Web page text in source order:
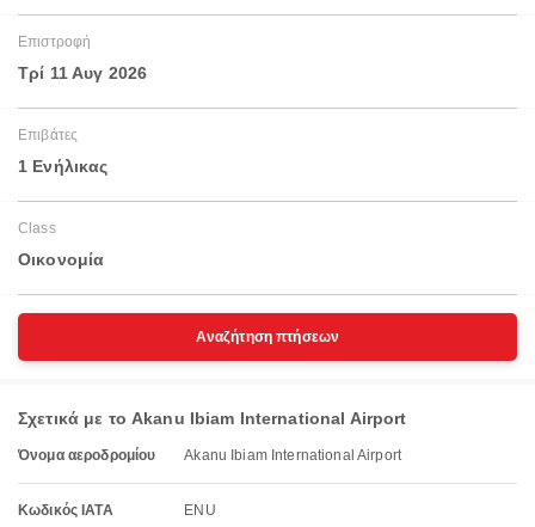
Επιστροφή
Τρί 11 Αυγ 2026
Επιβάτες
1 Ενήλικας
Class
Οικονομία
Αναζήτηση πτήσεων
Σχετικά με το Akanu Ibiam International Airport
Όνομα αεροδρομίου Akanu Ibiam International Airport
Κωδικός IATA ENU